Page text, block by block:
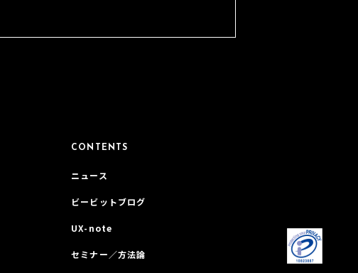
CONTENTS
ニュース
ビービットブログ
UX-note
セミナー／方法論